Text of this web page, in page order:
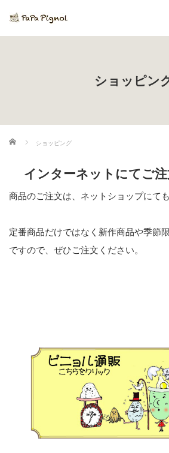
ショッピン
ホーム ショッピング
インターネットにてご
商品のご注文は、ネットショップにて
定番商品だけではなく新作商品や季節
ですので、ぜひご注文ください。